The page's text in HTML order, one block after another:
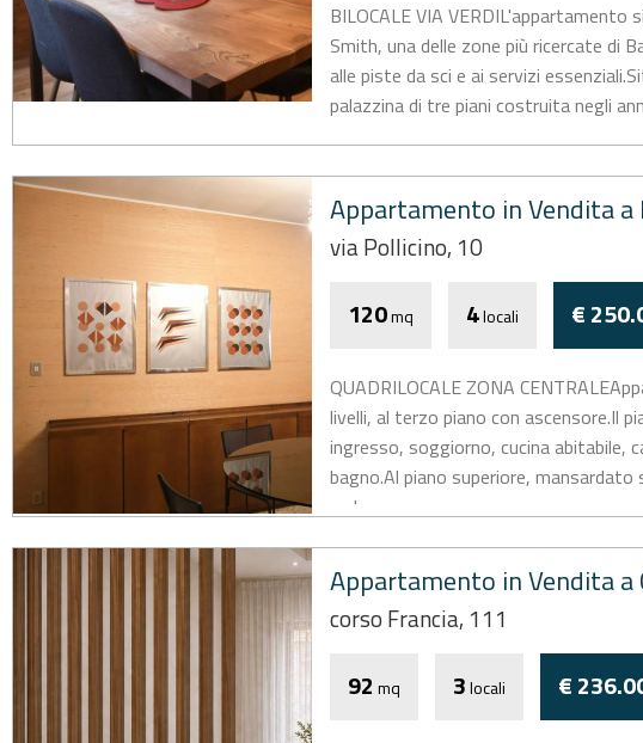
BILOCALE VIA VERDIL'appartamento
Smith, una delle zone più ricercate di
alle piste da sci e ai servizi
palazzina di tre piani costruita negli
Appartamento in Vendita a
via Pollicino, 10
120mq 4locali €
QUADRILOCALE ZONA
livelli, al terzo piano con ascensore.Il
ingresso, soggiorno, cucina abitabile,
bagno.Al piano superiore,
un bagno...
Appartamento in Vendita a
corso Francia, 111
92 mq 3locali €